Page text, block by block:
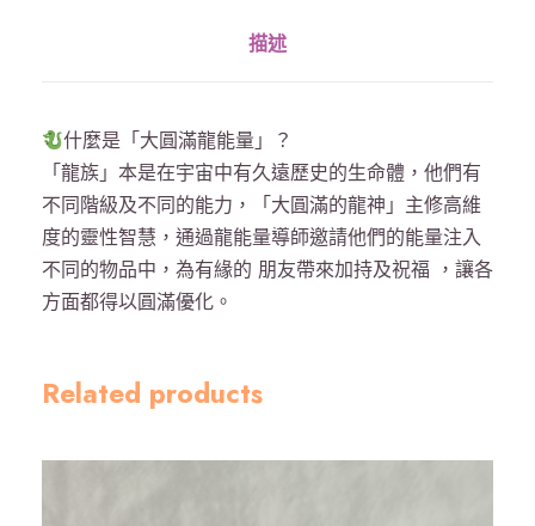
m
手
串
數
量
描述
什麼是「大圓滿龍能量」？
「龍族」本是在宇宙中有久遠歷史的生命體，他們有
不同階級及不同的能力，「大圓滿的龍神」主修高維
度的靈性智慧，通過龍能量導師邀請他們的能量注入
不同的物品中，為有緣的 朋友帶來加持及祝福 ，讓各
方面都得以圓滿優化。
Related products